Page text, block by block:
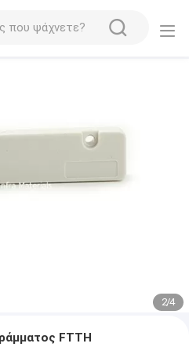
2/4
FTTH